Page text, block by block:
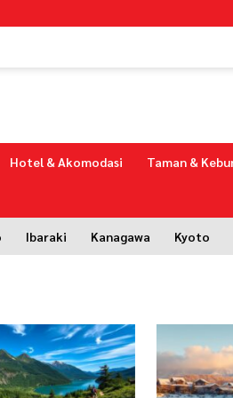
Hotel & Akomodasi Taman &
Ibaraki Kanagawa Kyoto